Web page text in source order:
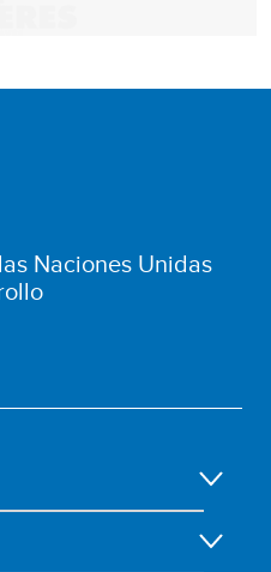
Naciones Unidas